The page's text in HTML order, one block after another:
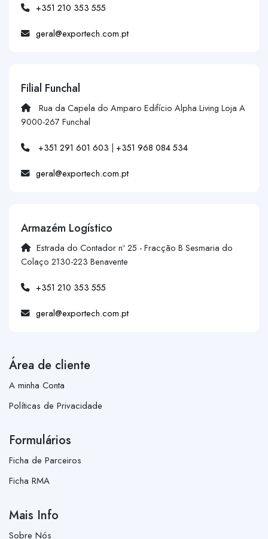
+351 210 353 555
geral@exportech.com.pt
Filial Funchal
Rua da Capela do Amparo Edifício Alpha Living Loja A
9000-267 Funchal
+351 291 601 603 | +351 968 084 534
geral@exportech.com.pt
Armazém Logístico
Estrada do Contador nº 25 - Fracção B Sesmaria do
Colaço 2130-223 Benavente
+351 210 353 555
geral@exportech.com.pt
Área de cliente
A minha Conta
Políticas de Privacidade
Formulários
Ficha de Parceiros
Ficha RMA
Mais Info
Sobre Nós